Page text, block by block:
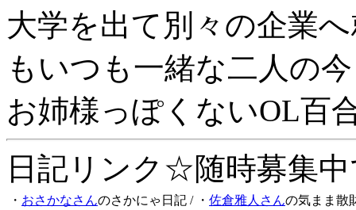
大学を出て別々の企業
もいつも一緒な二人の
お姉様っぽくないOL百
日記リンク☆随時募集
・ おさかなさんのさかにゃ日記 / ・ 佐倉雅人さんの気まま散